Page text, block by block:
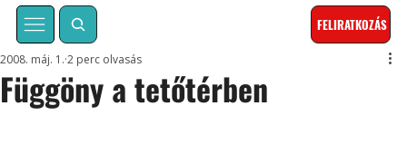
FELIRATKOZÁS
Függöny a tetőtérben
2008. máj. 1. 2 perc olvasás